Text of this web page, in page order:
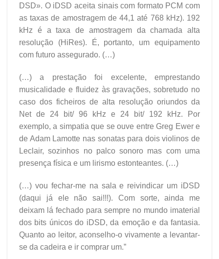
DSD». O iDSD aceita sinais com formato PCM com
as taxas de amostragem de 44,1 até 768 kHz). 192
kHz é a taxa de amostragem da chamada alta
resolução (HiRes). É, portanto, um equipamento
com futuro assegurado. (…)
(…) a prestação foi excelente, emprestando
musicalidade e fluidez às gravações, sobretudo no
caso dos ficheiros de alta resolução oriundos da
Net de 24 bit/ 96 kHz e 24 bit/ 192 kHz. Por
exemplo, a simpatia que se ouve entre Greg Ewer e
de Adam Lamotte nas sonatas para dois violinos de
Leclair, sozinhos no palco sonoro mas com uma
presença física e um lirismo estonteantes. (…)
(…) vou fechar-me na sala e reivindicar um iDSD
(daqui já ele não sai!!!). Com sorte, ainda me
deixam lá fechado para sempre no mundo imaterial
dos bits únicos do iDSD, da emoção e da fantasia.
Quanto ao leitor, aconselho-o vivamente a levantar-
se da cadeira e ir comprar um.”